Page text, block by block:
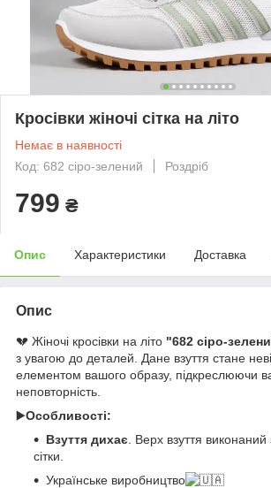
Кросівки жіночі сітка на літо
Немає в наявності
Код: 682 сіро-зелений
Роздріб
799 ₴
Опис Характеристики Доставка
Опис
💔 Жіночі кросівки на літо "682 сіро-
з увагою до деталей. Дане взуття стане
елементом вашого образу, підкреслюючи
неповторність.
▶️Особливості:
Взуття дихає . Верх взуття
сітки.
Українське виробництво